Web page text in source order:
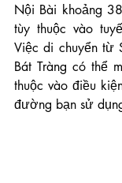
Nội Bài khoảng
tùy thuộc vào
Việc di chuyển từ
Bát Tràng có thể
thuộc vào điều
đường bạn sử